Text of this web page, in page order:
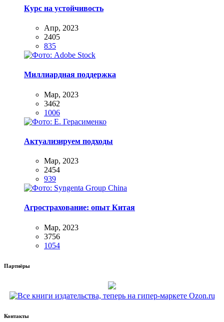
Курс на устойчивость
Апр, 2023
2405
835
Миллиардная поддержка
Мар, 2023
3462
1006
Актуализируем подходы
Мар, 2023
2454
939
Агрострахование: опыт Китая
Мар, 2023
3756
1054
Партнёры
Контакты